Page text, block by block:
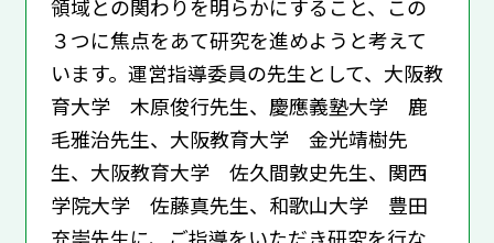
領域との関わりを明らかにすること、この
３つに焦点をあて研究を進めようと考えて
います。運営指導委員の先生として、大阪教
育大学 木原俊行先生、慶應義塾大学 鹿
毛雅治先生、大阪教育大学 金光靖樹先
生、大阪教育大学 佐久間敦史先生、関西
学院大学 佐藤真先生、和歌山大学 豊田